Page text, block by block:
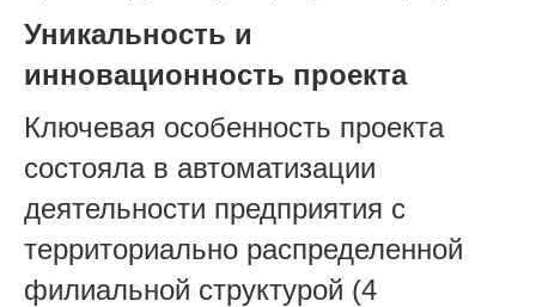
Уникальность и
инновационность проекта
Ключевая особенность проекта
состояла в автоматизации
деятельности предприятия с
территориально распределенной
филиальной структурой (4